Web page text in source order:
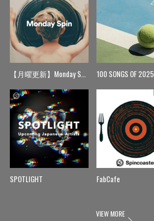
【月曜更新】Monday Spin
SPOTLIGHT
100 SONGS OF 2025
FabCafe
VIEW MORE